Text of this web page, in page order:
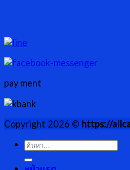
pay ment
Copyright 2026 © https://
ค้นหา: